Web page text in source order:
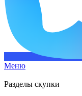
Меню
Разделы скупки